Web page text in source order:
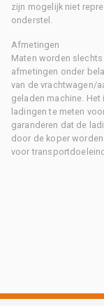
zijn mogelijk niet
onderstel.
Afmetingen
Maten worden
afmetingen onder
van de vrachtwagen/
geladen machine.
ladingen te meten
garanderen dat de
door de koper
voor